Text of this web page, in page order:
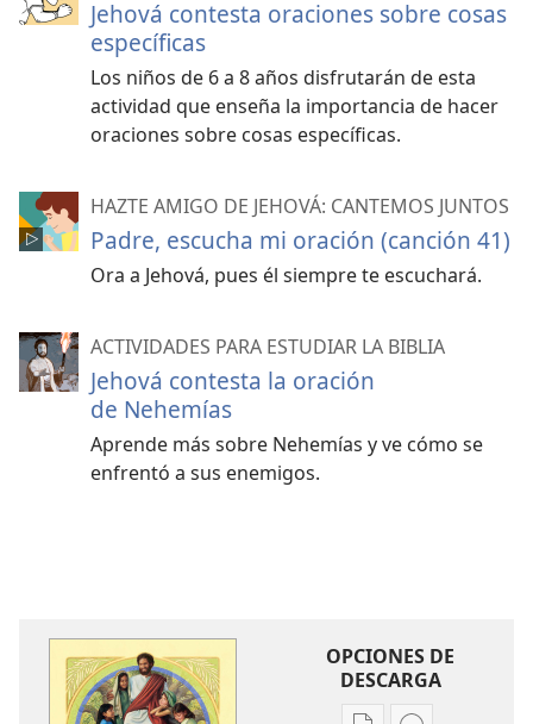
Jehová contesta oraciones sobre cosas
específicas
Los niños de 6 a 8 años disfrutarán de esta
actividad que enseña la importancia de hacer
oraciones sobre cosas específicas.
HAZTE AMIGO DE JEHOVÁ: CANTEMOS JUNTOS
Padre, escucha mi oración (canción 41)
Ora a Jehová, pues él siempre te escuchará.
ACTIVIDADES PARA ESTUDIAR LA BIBLIA
Jehová contesta la oración
de Nehemías
Aprende más sobre Nehemías y ve cómo se
enfrentó a sus enemigos.
OPCIONES DE
DESCARGA